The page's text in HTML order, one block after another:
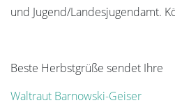
und Jugend/Landesjugendamt.
Beste Herbstgrüße sendet Ihre
Waltraut Barnowski-Geiser